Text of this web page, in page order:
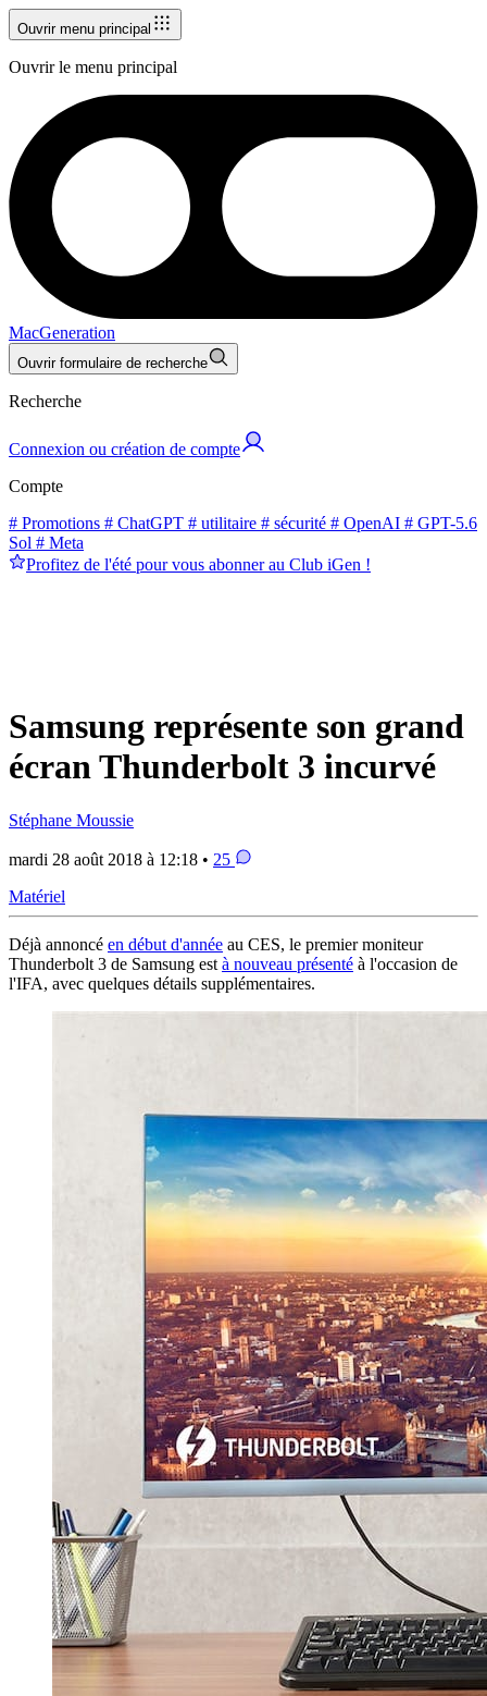
Ouvrir menu principal
Ouvrir le menu principal
MacGeneration
Ouvrir formulaire de recherche
Recherche
Connexion ou création de compte
Compte
# Promotions # ChatGPT # utilitaire # sécurité # OpenAI # GPT-5.6
Sol # Meta
Profitez de l'été pour vous abonner au Club iGen !
Samsung représente son grand
écran Thunderbolt 3 incurvé
Stéphane Moussie
mardi 28 août 2018 à 12:18 • 25
Matériel
Déjà annoncé en début d'année au CES, le premier moniteur
Thunderbolt 3 de Samsung est à nouveau présenté à l'occasion de
l'IFA, avec quelques détails supplémentaires.